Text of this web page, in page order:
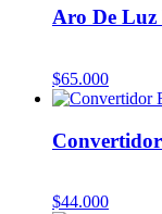
Aro De Luz
$65.000
$44.000